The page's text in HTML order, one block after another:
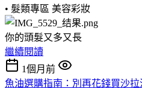
• 髮類專區 美容彩妝
你的頭髮又多又長
繼續閱讀
1個月前
魚油選購指南：別再花錢買沙